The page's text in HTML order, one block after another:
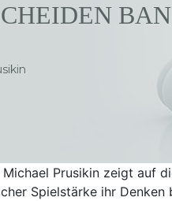
Prusikin zeigt auf
Spielstärke ihr